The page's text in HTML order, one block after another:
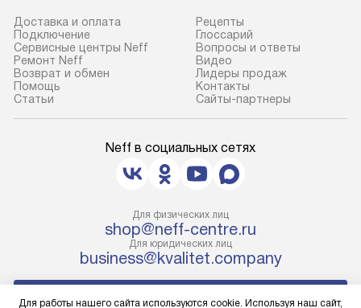
Доставка и оплата
Подключение
Сервисные центры Neff
Ремонт Neff
Возврат и обмен
Помощь
Статьи
Рецепты
Глоссарий
Вопросы и ответы
Видео
Лидеры продаж
Контакты
Сайты-партнеры
Neff в социальных сетях
Для физических лиц
shop@neff-centre.ru
Для юридических лиц
business@kvalitet.company
Для работы нашего сайта используются cookie. Используя наш сайт,